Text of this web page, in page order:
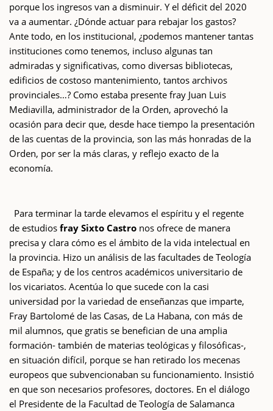
porque los ingresos van a disminuir. Y el déficit del 2020
va a aumentar. ¿Dónde actuar para rebajar los gastos?
Ante todo, en los institucional, ¿podemos mantener tantas
instituciones como tenemos, incluso algunas tan
admiradas y significativas, como diversas bibliotecas,
edificios de costoso mantenimiento, tantos archivos
provinciales…? Como estaba presente fray Juan Luis
Mediavilla, administrador de la Orden, aprovechó la
ocasión para decir que, desde hace tiempo la presentación
de las cuentas de la provincia, son las más honradas de la
Orden, por ser la más claras, y reflejo exacto de la
economía.
Para terminar la tarde elevamos el espíritu y el regente
de estudios fray Sixto Castro nos ofrece de manera
precisa y clara cómo es el ámbito de la vida intelectual en
la provincia. Hizo un análisis de las facultades de Teología
de España; y de los centros académicos universitario de
los vicariatos. Acentúa lo que sucede con la casi
universidad por la variedad de enseñanzas que imparte,
Fray Bartolomé de las Casas, de La Habana, con más de
mil alumnos, que gratis se benefician de una amplia
formación- también de materias teológicas y filosóficas-,
en situación difícil, porque se han retirado los mecenas
europeos que subvencionaban su funcionamiento. Insistió
en que son necesarios profesores, doctores. En el diálogo
el Presidente de la Facultad de Teología de Salamanca